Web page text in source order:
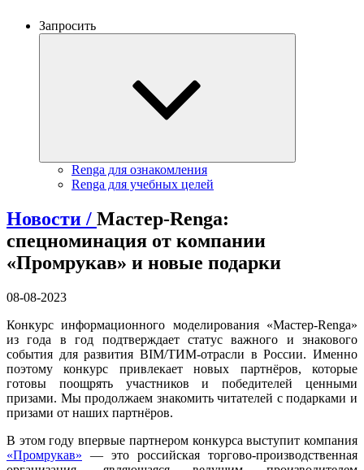
Запросить
Renga для ознакомления
Renga для учебных целей
Новости / Мастер-Renga:
спецноминация от компании
«Промрукав» и новые подарки
08-08-2023
Конкурс информационного моделирования «Мастер-Renga»
из года в год подтверждает статус важного и знакового
события для развития BIM/ТИМ-отрасли в России. Именно
поэтому конкурс привлекает новых партнёров, которые
готовы поощрять участников и победителей ценными
призами. Мы продолжаем знакомить читателей с подарками и
призами от наших партнёров.
В этом году впервые партнером конкурса выступит компания
«Промрукав» — это российская торгово-производственная